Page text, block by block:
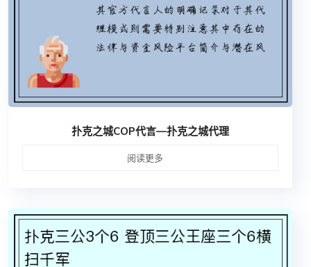
扑克之城COP代言—扑克之城代理
阅读更多